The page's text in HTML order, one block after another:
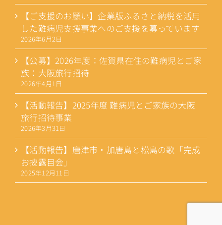
【ご支援のお願い】企業版ふるさと納税を活用
した難病児支援事業へのご支援を募っています
2026年6月2日
【公募】2026年度：佐賀県在住の難病児とご家
族：大阪旅行招待
2026年4月1日
【活動報告】2025年度 難病児とご家族の大阪
旅行招待事業
2026年3月31日
【活動報告】唐津市・加唐島と松島の歌「完成
お披露目会」
2025年12月11日